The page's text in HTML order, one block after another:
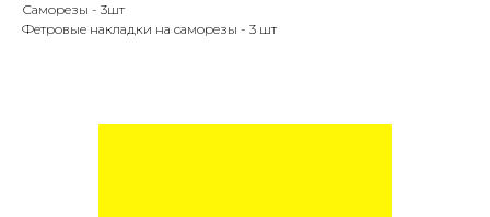
Саморезы - 3шт
Фетровые накладки на саморезы - 3 шт